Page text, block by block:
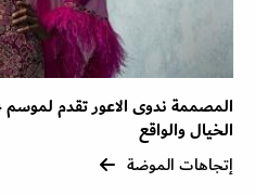
الخيال والواقع
إتجاهات الموضة